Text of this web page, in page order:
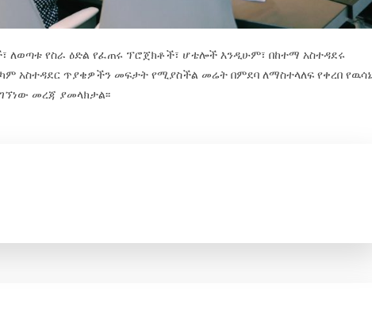
የስራ ዕድል የፈጠሩ ፕሮጀክቶች፣ ሆቴሎች እንዲሁም፣ በከተማ አስተዳደሩ
አስተዳደር ጥያቄዎችን መፍታት የሚያስችል መሬት በምደባ ለማስተላለፍ የቀረበ
መረጃ ያመላክታል፡፡